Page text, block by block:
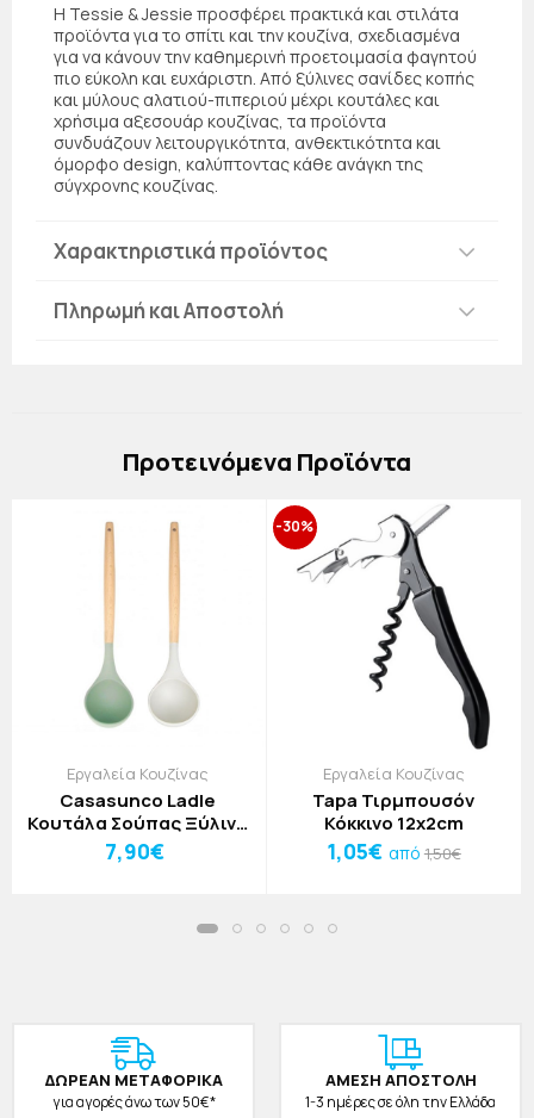
Η Tessie & Jessie προσφέρει πρακτικά και στιλάτα
προϊόντα για το σπίτι και την κουζίνα, σχεδιασμένα
για να κάνουν την καθημερινή προετοιμασία φαγητού
πιο εύκολη και ευχάριστη. Από ξύλινες σανίδες κοπής
και μύλους αλατιού-πιπεριού μέχρι κουτάλες και
χρήσιμα αξεσουάρ κουζίνας, τα προϊόντα
συνδυάζουν λειτουργικότητα, ανθεκτικότητα και
όμορφο design, καλύπτοντας κάθε ανάγκη της
σύγχρονης κουζίνας.
Χαρακτηριστικά προϊόντος
Πληρωμή και Αποστολή
Πρoτεινόμενα Προϊόντα
Εργαλεία Κουζίνας
Casasunco Ladle
Κουτάλα Σούπας Ξύλινη
Λαβή Πράσινο
7,90€
-30%
Εργαλεία Κουζίνας
Tapa Τιρμπουσόν
Κόκκινο 12x2cm
1,05€ από 1,50€
ΔΩΡΕAΝ ΜΕΤΑΦΟΡΙΚΑ
για αγορές άνω των 50€*
ΑΜΕΣΗ ΑΠΟΣΤΟΛΗ
1-3 ημέρες σε όλη την Ελλάδα